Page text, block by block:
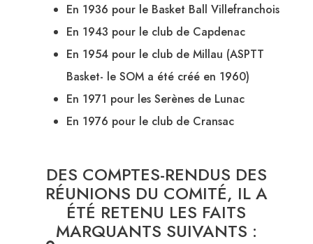
En 1936 pour le Basket Ball Villefranchois
En 1943 pour le club de Capdenac
En 1954 pour le club de Millau (ASPTT
Basket- le SOM a été créé en 1960)
En 1971 pour les Serènes de Lunac
En 1976 pour le club de Cransac
DES COMPTES-RENDUS DES
RÉUNIONS DU COMITÉ, IL A
ÉTÉ RETENU LES FAITS
MARQUANTS SUIVANTS :